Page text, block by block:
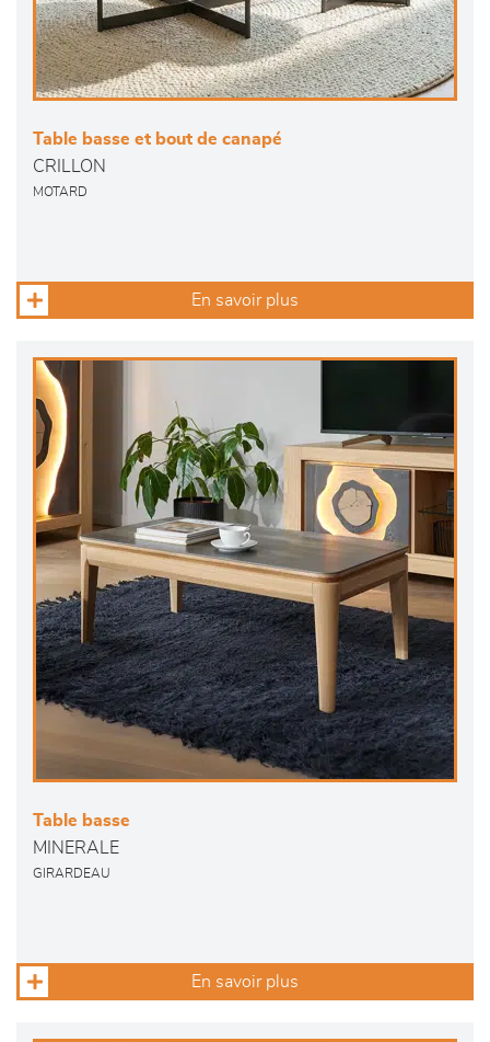
Table basse et bout de canapé
CRILLON
MOTARD
En savoir plus
Table basse
MINERALE
GIRARDEAU
En savoir plus